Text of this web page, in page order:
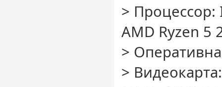
>
AMD Ryzen 5
>
>